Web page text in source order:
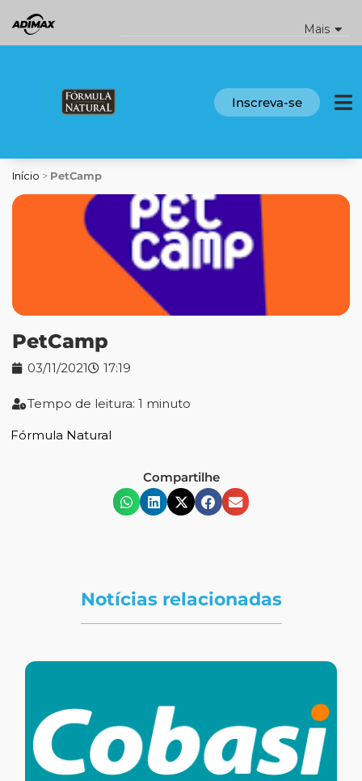
para
o
Mais
Inscreva-se
Início > PetCamp
PetCamp
03/11/2021 17:19
Tempo de leitura: 1 minuto
Fórmula Natural
Compartilhe
Notícias relacionadas